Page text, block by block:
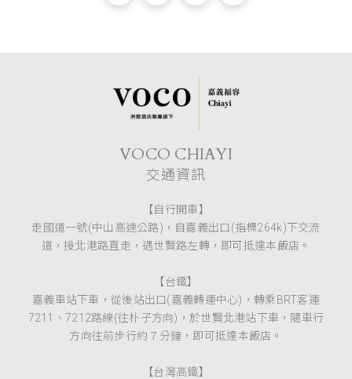
VOCO CHIAYI
交通資訊
【自行開車】
走國道一號(中山高速公路)，自嘉義出口(指標264k)下交流
道，接北港路直走，遇世賢路左轉，即可抵達本飯店。
【台鐵】
嘉義車站下車，從後站出口(嘉義轉運中心)，轉乘BRT客運
7211、7212路線(往朴子方向)，於世賢北港站下車，隨車行
方向往前步行約７分鐘，即可抵達本飯店。
【台灣高鐵】